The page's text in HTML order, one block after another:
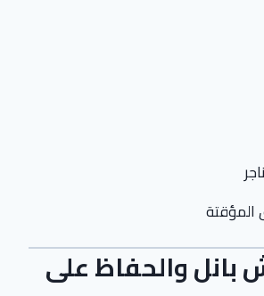
المؤقتة
بانل والحفاظ على